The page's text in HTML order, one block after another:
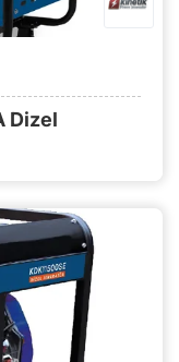
Dizel